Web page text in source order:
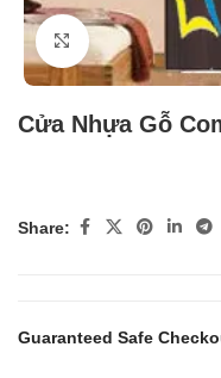
Click to enlarge
Cửa Nhựa Gỗ
Share:
Guaranteed Safe